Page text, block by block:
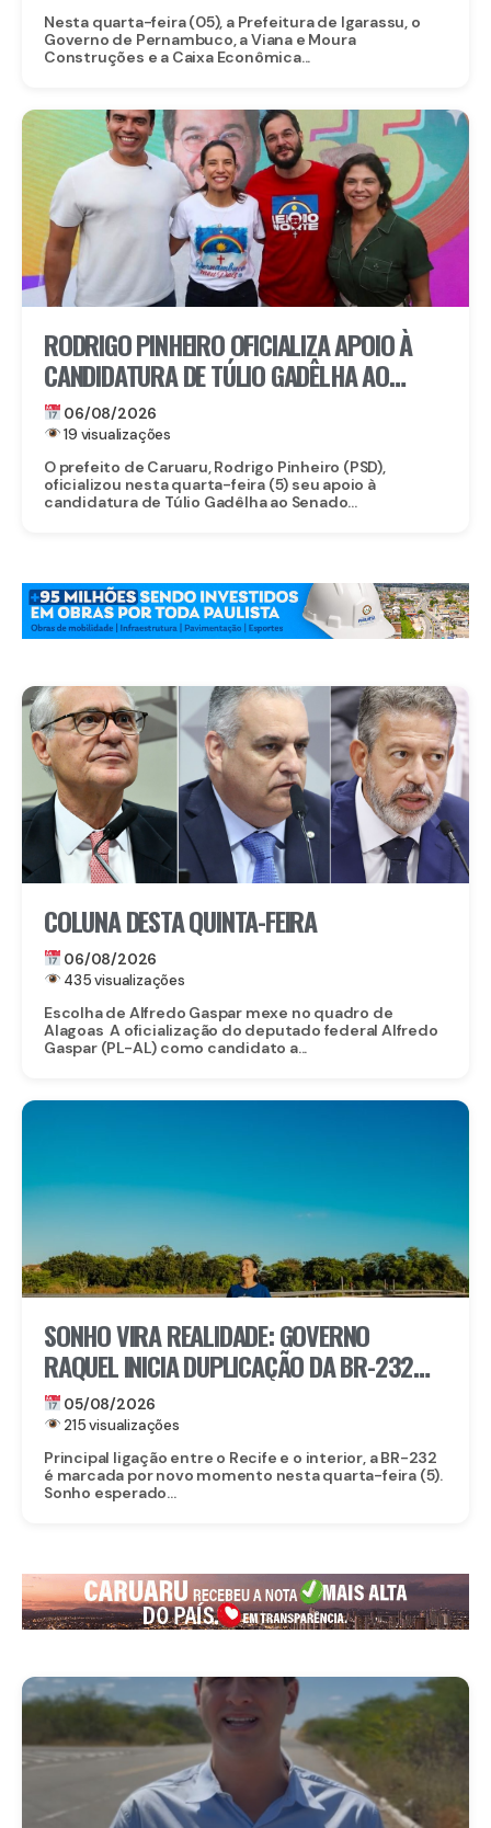
Nesta quarta-feira (05), a Prefeitura de Igarassu, o
Governo de Pernambuco, a Viana e Moura
Construções e a Caixa Econômica...
RODRIGO PINHEIRO OFICIALIZA APOIO À
CANDIDATURA DE TÚLIO GADÊLHA AO
SENADO
06/08/2026
19 visualizações
O prefeito de Caruaru, Rodrigo Pinheiro (PSD),
oficializou nesta quarta-feira (5) seu apoio à
candidatura de Túlio Gadêlha ao Senado...
COLUNA DESTA QUINTA-FEIRA
06/08/2026
435 visualizações
Escolha de Alfredo Gaspar mexe no quadro de
Alagoas A oficialização do deputado federal Alfredo
Gaspar (PL-AL) como candidato a...
SONHO VIRA REALIDADE: GOVERNO
RAQUEL INICIA DUPLICAÇÃO DA BR-232
ENTRE SÃO CAETANO E BELO JARDIM
05/08/2026
215 visualizações
Principal ligação entre o Recife e o interior, a BR-232
é marcada por novo momento nesta quarta-feira (5).
Sonho esperado...